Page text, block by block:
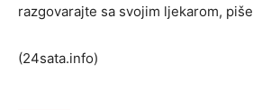
razgovarajte sa svojim ljekarom, piše
(24sata.info)